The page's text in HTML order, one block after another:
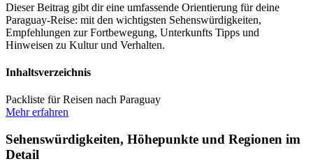
Dieser Beitrag gibt dir eine umfassende Orientierung für deine
Paraguay-Reise: mit den wichtigsten Sehenswürdigkeiten,
Empfehlungen zur Fortbewegung, Unterkunfts Tipps und
Hinweisen zu Kultur und Verhalten.
Inhaltsverzeichnis
Packliste für Reisen nach Paraguay
Mehr erfahren
Sehenswürdigkeiten, Höhepunkte und Regionen im
Detail